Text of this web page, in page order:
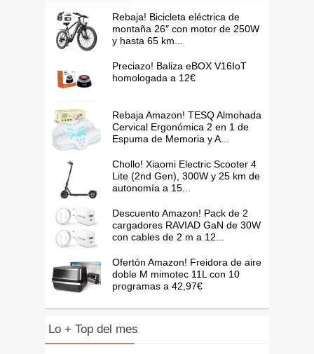
Rebaja! Bicicleta eléctrica de
montaña 26″ con motor de 250W
y hasta 65 km...
Preciazo! Baliza eBOX V16IoT
homologada a 12€
Rebaja Amazon! TESQ Almohada
Cervical Ergonómica 2 en 1 de
Espuma de Memoria y A...
Chollo! Xiaomi Electric Scooter 4
Lite (2nd Gen), 300W y 25 km de
autonomía a 15...
Descuento Amazon! Pack de 2
cargadores RAVIAD GaN de 30W
con cables de 2 m a 12...
Ofertón Amazon! Freidora de aire
doble M mimotec 11L con 10
programas a 42,97€
Lo + Top del mes